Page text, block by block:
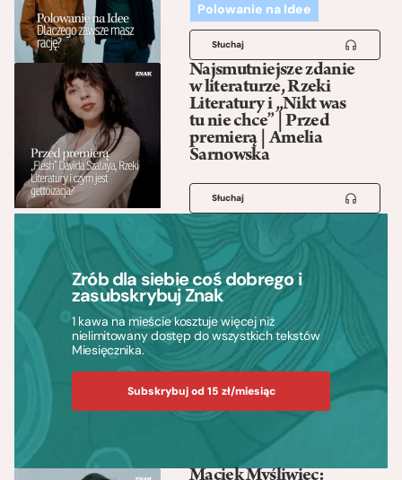
Polowanie na Idee
Słuchaj
Najsmutniejsze zdanie
w literaturze, Rzeki
Literatury i „Nikt was
tu nie chce” | Przed
premierą | Amelia
Sarnowska
Słuchaj
Zrób dla siebie coś dobrego i
zasubskrybuj Znak
1 kawa na mieście kosztuje więcej niż
nielimitowany dostęp do wszystkich tekstów
Miesięcznika.
Subskrybuj od 15 zł/miesiąc